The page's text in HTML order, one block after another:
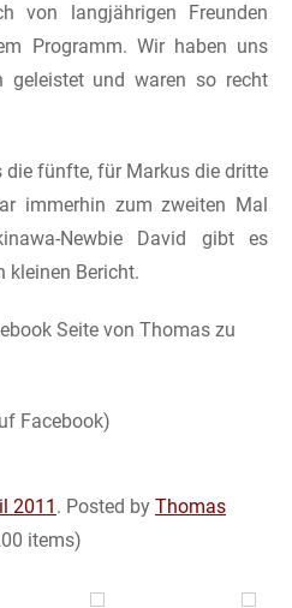
von langjährigen Freunden
Programm. Wir haben uns
geleistet und waren so recht
die fünfte, für Markus die dritte
immerhin zum zweiten Mal
Newbie David gibt es
kleinen Bericht.
Seite von Thomas zu
Facebook)
2011 . Posted by Thomas
items)